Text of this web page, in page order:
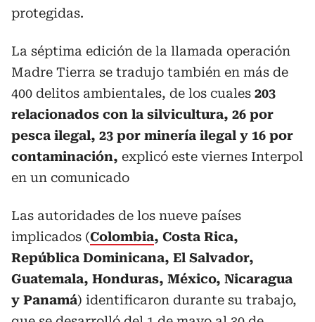
protegidas.
La séptima edición de la llamada operación
Madre Tierra se tradujo también en más de
400 delitos ambientales, de los cuales 203
relacionados con la silvicultura, 26 por
pesca ilegal, 23 por minería ilegal y 16 por
contaminación, explicó este viernes Interpol
en un comunicado
Las autoridades de los nueve países
implicados (Colombia, Costa Rica,
República Dominicana, El Salvador,
Guatemala, Honduras, México, Nicaragua
y Panamá) identificaron durante su trabajo,